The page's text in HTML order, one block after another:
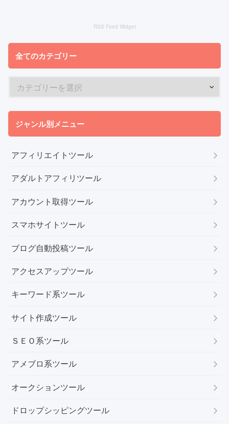
RSS Feed Widget
全てのカテゴリー
ジャンル別メニュー
アフィリエイトツール
アダルトアフィリツール
アカウント取得ツール
スマホサイトツール
ブログ自動投稿ツール
アクセスアップツール
キーワード系ツール
サイト作成ツール
ＳＥＯ系ツール
アメブロ系ツール
オークションツール
ドロップシッピングツール